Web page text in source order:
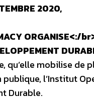
2020,
ORGANISE<:/
mobilise de
l’Institut
Durable.